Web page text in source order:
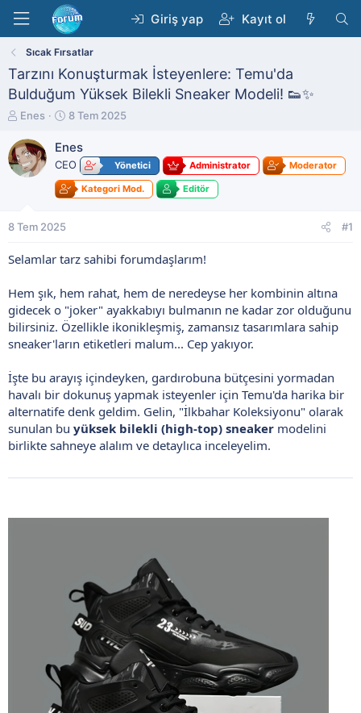
Giriş yap Kayıt ol
Sıcak Fırsatlar
Tarzını Konuşturmak İsteyenlere: Temu'da
Bulduğum Yüksek Bilekli Sneaker Modeli! 👟✨
K
n
b
u
a
l
t
a
n
Enes
B
ş
a
n
g
a
i
h
i
8 Tem 2025
Enes
CEO Yönetici Administrator Moderator
Kategori Mod. Editör
8 Tem 2025 #1
Selamlar tarz sahibi forumdaşlarım!
Hem şık, hem rahat, hem de neredeyse her kombinin altına
gidecek o "joker" ayakkabıyı bulmanın ne kadar zor olduğunu
bilirsiniz. Özellikle ikonikleşmiş, zamansız tasarımlara sahip
sneaker'ların etiketleri malum... Cep yakıyor.
İşte bu arayış içindeyken, gardırobuna bütçesini yormadan
havalı bir dokunuş yapmak isteyenler için Temu'da harika bir
alternatife denk geldim. Gelin, "İlkbahar Koleksiyonu" olarak
sunulan bu yüksek bilekli (high-top) sneaker modelini
birlikte sahneye alalım ve detaylıca inceleyelim.